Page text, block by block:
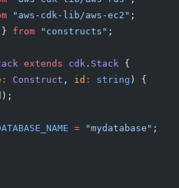
"aws-cdk-lib/aws-ec2" ;
} from "constructs" ;
extends cdk. Stack {
: Construct , id : string ) {
= "mydatabase" ;